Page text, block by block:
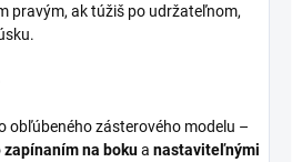
pravým, ak túžiš po udržateľnom,
obľúbeného zásterového modelu –
zapínaním na bokua nastaviteľnými